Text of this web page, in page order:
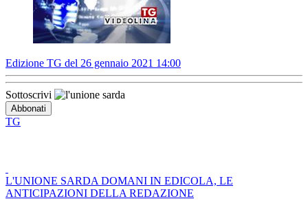
Edizione TG del 26 gennaio 2021 14:00
Sottoscrivi
TG
L'UNIONE SARDA DOMANI IN EDICOLA, LE
ANTICIPAZIONI DELLA REDAZIONE